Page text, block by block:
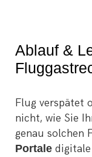
Ablauf &
Flug verspätet
nicht, wie Sie
genau solchen
Portale